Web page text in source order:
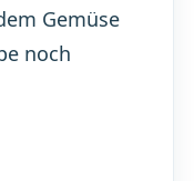
Gemüse
noch